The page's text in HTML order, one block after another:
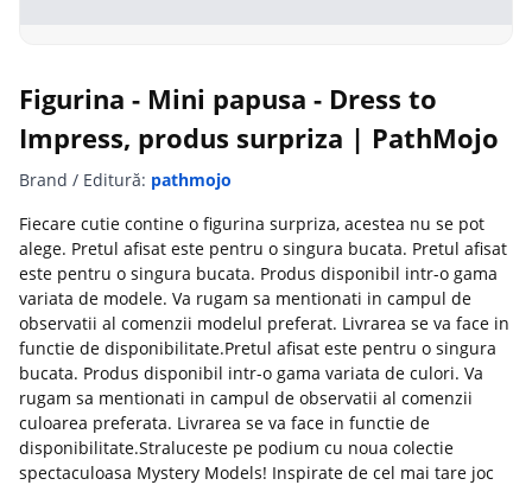
Figurina - Mini papusa - Dress to
Impress, produs surpriza | PathMojo
Brand / Editură: pathmojo
Fiecare cutie contine o figurina surpriza, acestea nu se pot
alege. Pretul afisat este pentru o singura bucata. Pretul afisat
este pentru o singura bucata. Produs disponibil intr-o gama
variata de modele. Va rugam sa mentionati in campul de
observatii al comenzii modelul preferat. Livrarea se va face in
functie de disponibilitate.Pretul afisat este pentru o singura
bucata. Produs disponibil intr-o gama variata de culori. Va
rugam sa mentionati in campul de observatii al comenzii
culoarea preferata. Livrarea se va face in functie de
disponibilitate.Straluceste pe podium cu noua colectie
spectaculoasa Mystery Models! Inspirate de cel mai tare joc